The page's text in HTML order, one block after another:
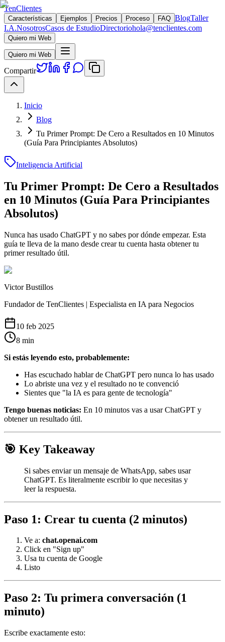
TenClientes
Características Ejemplos Precios Proceso FAQ BlogTaller
I.A.NosotrosCasos de EstudioDirectoriohola@tenclientes.com
Quiero mi Web
Quiero mi Web
Compartir
Inicio
Blog
Tu Primer Prompt: De Cero a Resultados en 10 Minutos
(Guía Para Principiantes Absolutos)
Inteligencia Artificial
Tu Primer Prompt: De Cero a Resultados
en 10 Minutos (Guía Para Principiantes
Absolutos)
Nunca has usado ChatGPT y no sabes por dónde empezar. Esta
guía te lleva de la mano desde crear tu cuenta hasta obtener tu
primer resultado útil.
Victor Bustillos
Fundador de TenClientes | Especialista en IA para Negocios
10 feb 2025
8 min
Si estás leyendo esto, probablemente:
Has escuchado hablar de ChatGPT pero nunca lo has usado
Lo abriste una vez y el resultado no te convenció
Sientes que "la IA es para gente de tecnología"
Tengo buenas noticias: En 10 minutos vas a usar ChatGPT y
obtener un resultado útil.
🎯 Key Takeaway
Si sabes enviar un mensaje de WhatsApp, sabes usar
ChatGPT. Es literalmente escribir lo que necesitas y
leer la respuesta.
Paso 1: Crear tu cuenta (2 minutos)
Ve a: chat.openai.com
Click en "Sign up"
Usa tu cuenta de Google
Listo
Paso 2: Tu primera conversación (1
minuto)
Escribe exactamente esto: